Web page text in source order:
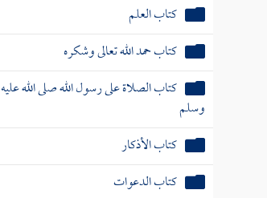
كتاب العلم
كتاب حمد الله تعالى وشكره
كتاب الصلاة على رسول الله صلى الله عليه
وسلم
كتاب الأذكار
كتاب الدعوات